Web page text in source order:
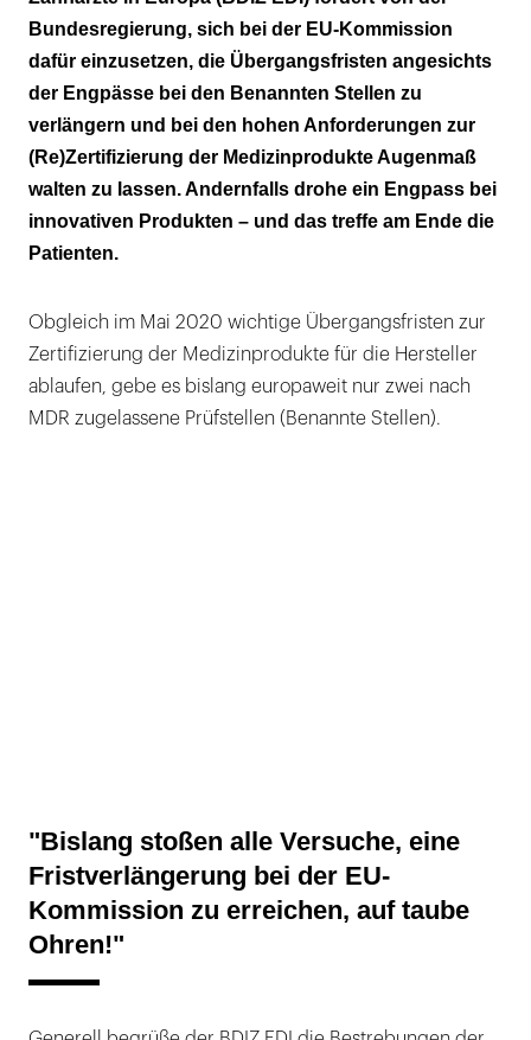
erreichen, auf taube Ohren!"
Bundesregierung, sich bei der EU-Kommission
dafür einzusetzen, die Übergangsfristen angesichts
der Engpässe bei den Benannten Stellen zu
verlängern und bei den hohen Anforderungen zur
(Re)Zertifizierung der Medizinprodukte Augenmaß
walten zu lassen. Andernfalls drohe ein Engpass bei
innovativen Produkten – und das treffe am Ende die
Patienten.
Obgleich im Mai 2020 wichtige Übergangsfristen zur
Zertifizierung der Medizinprodukte für die Hersteller
ablaufen, gebe es bislang europaweit nur zwei nach
MDR zugelassene Prüfstellen (Benannte Stellen).
"Bislang stoßen alle Versuche, eine
Fristverlängerung bei der EU-
Kommission zu erreichen, auf taube
Ohren!"